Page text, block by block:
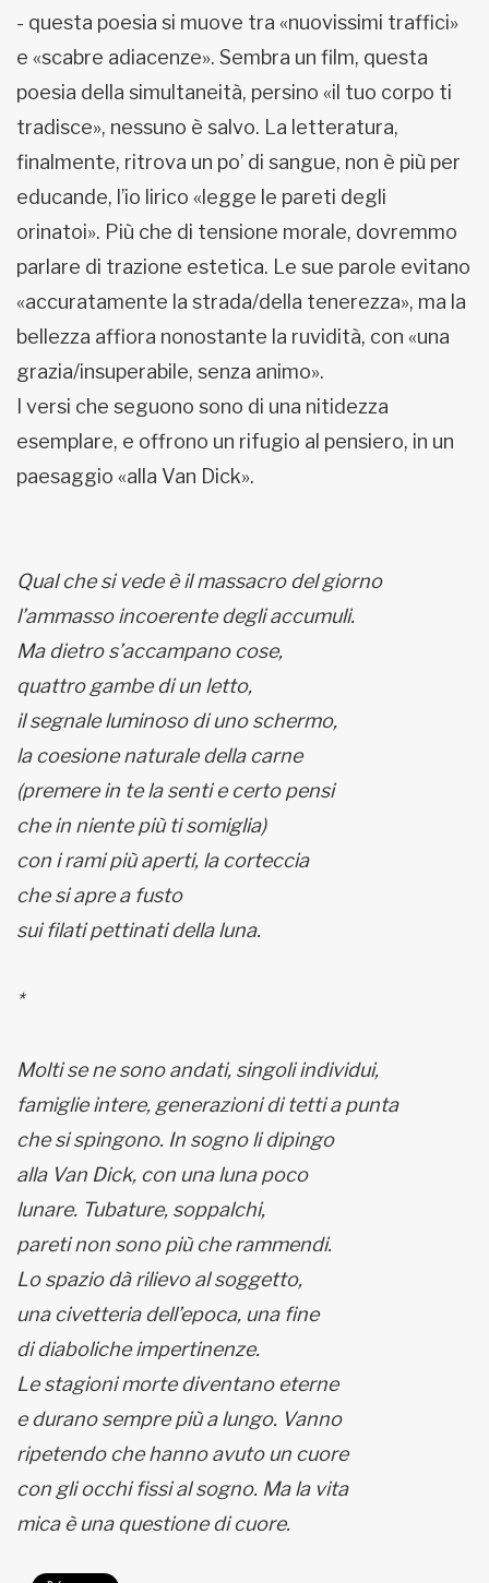
- questa poesia si muove tra «nuovissimi traffici»
e «scabre adiacenze». Sembra un film, questa
poesia della simultaneità, persino «il tuo corpo ti
tradisce», nessuno è salvo. La letteratura,
finalmente, ritrova un po’ di sangue, non è più per
educande, l’io lirico «legge le pareti degli
orinatoi». Più che di tensione morale, dovremmo
parlare di trazione estetica. Le sue parole evitano
«accuratamente la strada/della tenerezza», ma la
bellezza affiora nonostante la ruvidità, con «una
grazia/insuperabile, senza animo».
I versi che seguono sono di una nitidezza
esemplare, e offrono un rifugio al pensiero, in un
paesaggio «alla Van Dick».
Qual che si vede è il massacro del giorno
l’ammasso incoerente degli accumuli.
Ma dietro s’accampano cose,
quattro gambe di un letto,
il segnale luminoso di uno schermo,
la coesione naturale della carne
(premere in te la senti e certo pensi
che in niente più ti somiglia)
con i rami più aperti, la corteccia
che si apre a fusto
sui filati pettinati della luna.
*
Molti se ne sono andati, singoli individui,
famiglie intere, generazioni di tetti a punta
che si spingono. In sogno li dipingo
alla Van Dick, con una luna poco
lunare. Tubature, soppalchi,
pareti non sono più che rammendi.
Lo spazio dà rilievo al soggetto,
una civetteria dell’epoca, una fine
di diaboliche impertinenze.
Le stagioni morte diventano eterne
e durano sempre più a lungo. Vanno
ripetendo che hanno avuto un cuore
con gli occhi fissi al sogno. Ma la vita
mica è una questione di cuore.